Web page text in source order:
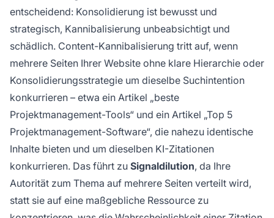
entscheidend: Konsolidierung ist bewusst und
strategisch, Kannibalisierung unbeabsichtigt und
schädlich. Content-Kannibalisierung tritt auf, wenn
mehrere Seiten Ihrer Website ohne klare Hierarchie oder
Konsolidierungsstrategie um dieselbe Suchintention
konkurrieren – etwa ein Artikel „beste
Projektmanagement-Tools“ und ein Artikel „Top 5
Projektmanagement-Software“, die nahezu identische
Inhalte bieten und um dieselben KI-Zitationen
konkurrieren. Das führt zu Signaldilution, da Ihre
Autorität zum Thema auf mehrere Seiten verteilt wird,
statt sie auf eine maßgebliche Ressource zu